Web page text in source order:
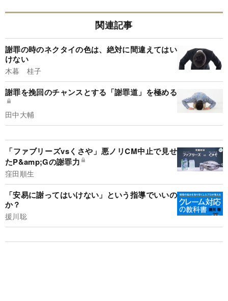
関連記事
謝罪の時のネクタイの色は、絶対に間違えてはい
けない
木暮 桂子
謝罪を挽回のチャンスとする「謝罪道」を極める
田中大輔
「ファブリーズvsくさや」悪ノリCM中止で見せ
たP&amp;Gの謝罪力
窪田順生
「安易に謝ってはいけない」という指導でいいの
か？
援川聡